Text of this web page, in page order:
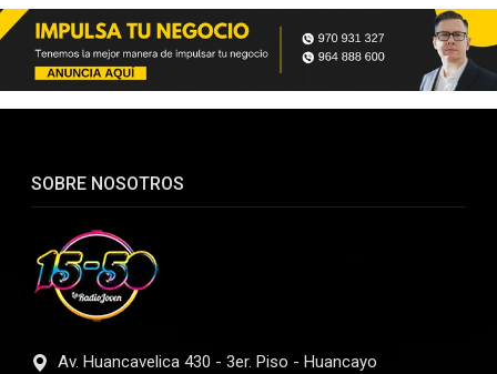
SOBRE NOSOTROS
Av. Huancavelica 430 - 3er. Piso - Huancayo